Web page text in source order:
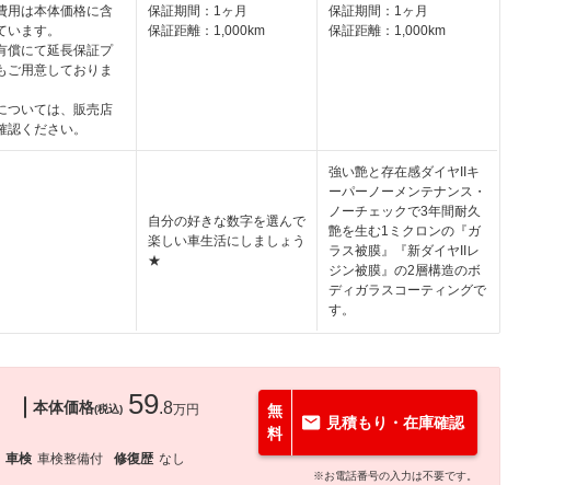
用は本体価格に含
います。
償にて延長保証プ
ご用意しておりま
ついては、販売店
認ください。
保証期間：1ヶ月
保証距離：1,000km
保証期間：1ヶ月
保証距離：1,000km
自分の好きな数字を選んで
楽しい車生活にしましょう
★
強い艶と存在感ダイヤIIキ
ーパーノーメンテナンス・
ノーチェックで3年間耐久
艶を生む1ミクロンの『ガ
ラス被膜』『新ダイヤIIレ
ジン被膜』の2層構造のボ
ディガラスコーティングで
す。
本体価格(税込) 59.8万円
車検 車検整備付 修復歴 なし
無
料
見積もり・在庫確認
※お電話番号の入力は不要です。